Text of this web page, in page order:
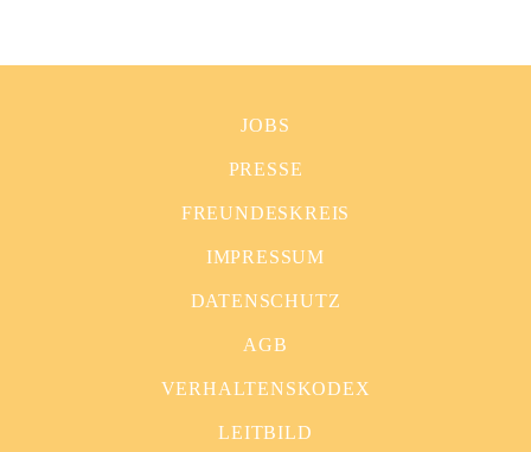
JOBS
PRESSE
FREUNDESKREIS
IMPRESSUM
DATENSCHUTZ
AGB
VERHALTENSKODEX
LEITBILD